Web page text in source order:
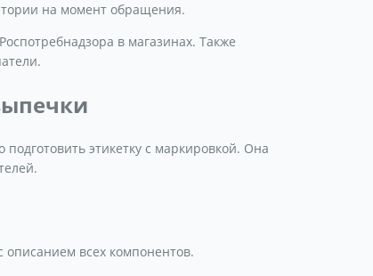
на момент обращения.
в магазинах. Также
этикетку с маркировкой. Она
всех компонентов.